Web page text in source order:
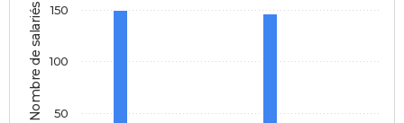
Nombre de salariés 50
100
150